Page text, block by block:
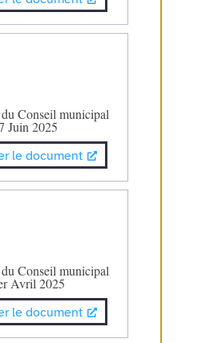
Conseil municipal
Juin 2025
le document
Conseil municipal
Avril 2025
le document